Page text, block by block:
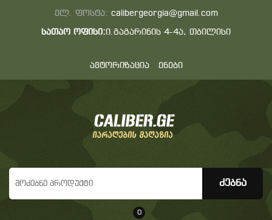
ელ. ფოსტა: calibergeorgia@gmail.com
სათაო ოფისი:ი.გაგარინის 4-4ა, თბილისი
ავტორიზაცია ენები
0